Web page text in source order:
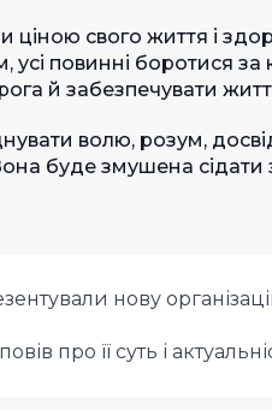
ціною свого життя і
усі повинні боротися
й забезпечувати
волю, розум,
буде змушена сідати
нову
про її суть і